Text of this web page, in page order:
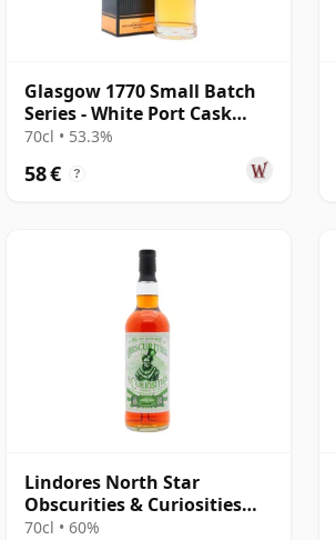
Glasgow 1770 Small Batch
Series - White Port Cask
Single Malt S 2019 6 Jahre
70cl • 53.3%
58 € ?
Lindores North Star
Obscurities & Curiosities
Single Malt S 2019 6 Jahre
70cl • 60%